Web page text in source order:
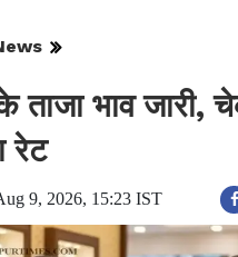
ताजा भाव जारी,
रेट
9, 2026, 15:23 IST